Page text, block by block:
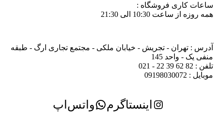
ساعات کاری فروشگاه :
همه روزه از ساعت 10:30 الی 21:30
آدرس : تهران - تجریش - خیابان ملکی - مجتمع تجاری ارگ - طبقه
منفی یک - واحد 145
تلفن : 82 62 39 22 - 021
موبایل : 09198030072
اینستاگرم واتس‌اپ